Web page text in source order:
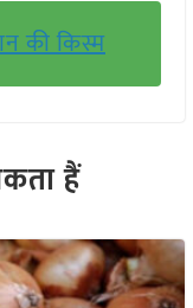
की किस्म
हैं